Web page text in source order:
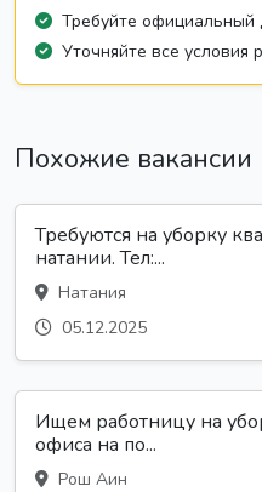
Требуйте официальный
Уточняйте все условия
Похожие вакансии
Требуются на уборку
натании. Тел:...
Натания
05.12.2025
Ищем работницу на
офиса на по...
Рош Аин